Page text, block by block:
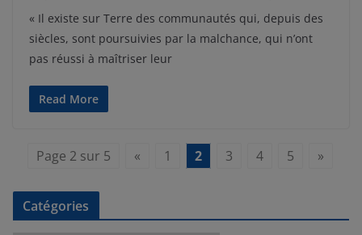
« Il existe sur Terre des communautés qui, depuis des
siècles, sont poursuivies par la malchance, qui n’ont
pas réussi à maîtriser leur
Read More
Page 2 sur 5 « 1 2 3 4 5 »
Catégories